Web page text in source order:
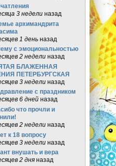
3 неделиназад
архимандрита
1 деньназад
с эмоциональностью
2 неделиназад
БЛАЖЕННАЯ
ПЕТЕРБУРГСКАЯ
3 неделиназад
с праздником
6 днейназад
что прочли и
2 неделиназад
к 18 вопросу
3 неделиназад
внушать и вера
2 дняназад